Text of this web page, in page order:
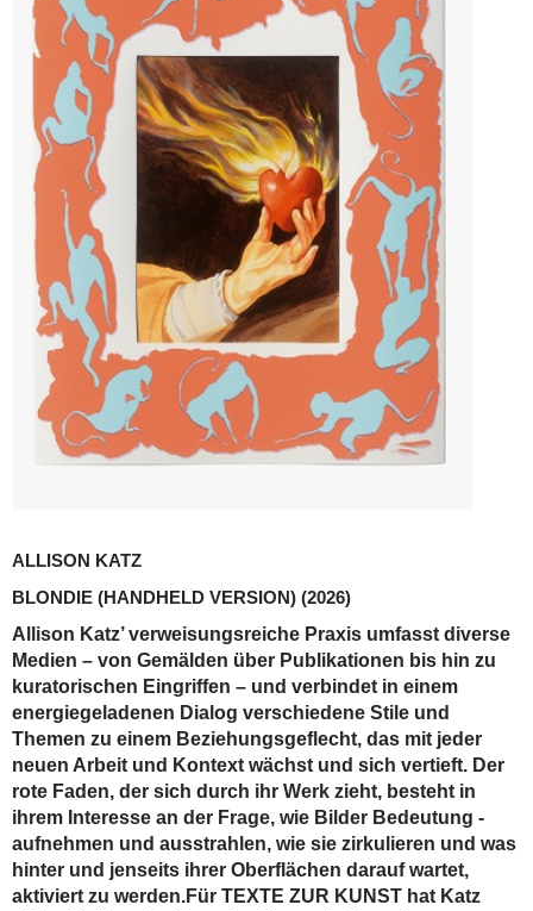
ALLISON KATZ
BLONDIE (HANDHELD VERSION) (2026)
Allison Katz’ verweisungsreiche Praxis umfasst diverse
Medien – von Gemälden über Publikationen bis hin zu
kuratorischen Eingriffen – und verbindet in einem
energiegeladenen Dialog verschiedene Stile und
Themen zu einem Beziehungsgeflecht, das mit jeder
neuen Arbeit und Kontext wächst und sich vertieft. Der
rote Faden, der sich durch ihr Werk zieht, besteht in
ihrem Interesse an der Frage, wie Bilder Bedeutung ­
aufnehmen und ausstrahlen, wie sie zirkulieren und was
hinter und jenseits ihrer ­Oberflächen ­darauf wartet,
aktiviert zu werden.Für TEXTE ZUR KUNST hat Katz